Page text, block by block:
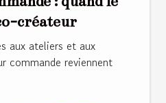
créateur
aux ateliers et aux
commande reviennent